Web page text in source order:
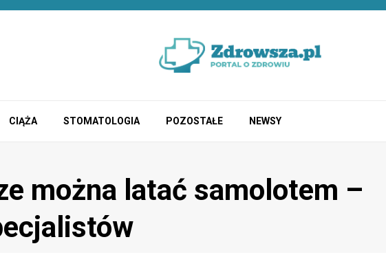
CIĄŻA STOMATOLOGIA POZOSTAŁE NEWSY
można latać samolotem –